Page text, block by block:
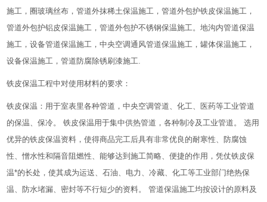
施工，圈玻璃丝布，管道外抹稀土保温施工，管道外包护铁皮保温施工，
管道外包护铝皮保温施工，管道外包护不锈钢保温施工。地沟内管道保温
施工，设备管道保温施工，中央空调通风管道保温施工，罐体保温施工，
设备保温施工，管道防腐除锈刷漆施工.
铁皮保温工程中对使用材料的要求：
铁皮保温：用于室表里各种管道，中央空调管道、化工、医药等工业管道
的保温、保冷。 铁皮保温用于集中供热管道，各种制冷及工业管道。 选用
优异的铁皮保温资料，使得商品完工后具有非常优良的耐寒性、防腐蚀
性、憎水性和隔音阻燃性、能够达到施工简略、便捷的作用，凭仗铁皮保
温*的长处，使其成为运送、石油、电力、冷藏、化工等工业部门绝热保
温、防水堵漏、密封等不行短少的资料。 管道保温施工均按设计的原料及